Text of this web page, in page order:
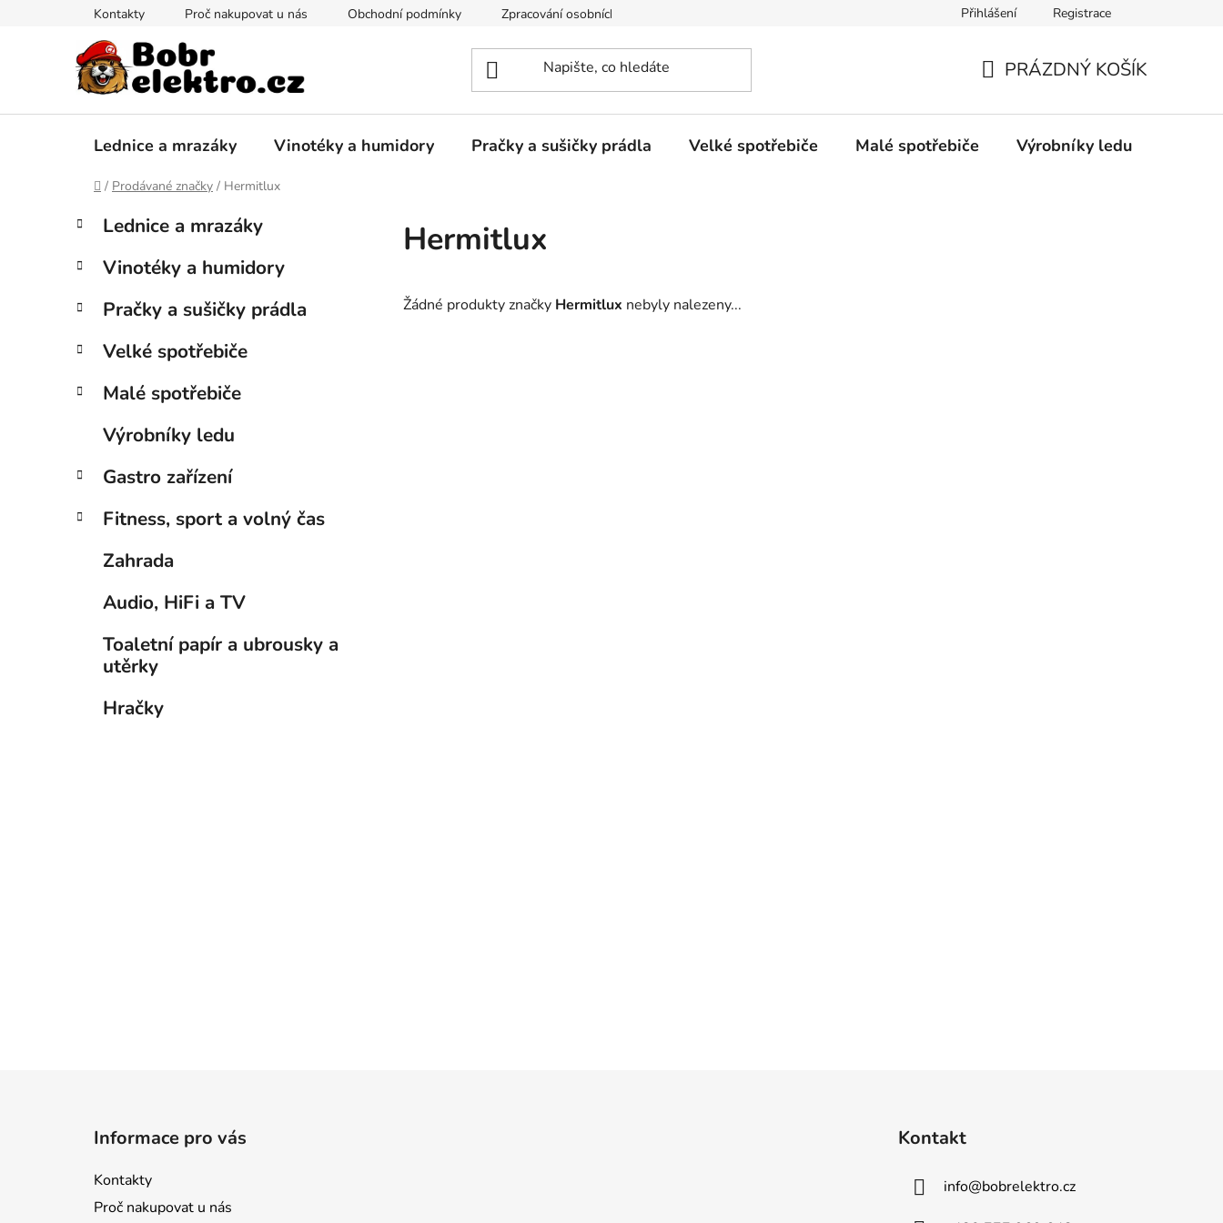
Kontakty Proč nakupovat u nás Obchodní podmínky Zpracování osobních údajů Oprava a výkup výrobníků ledu Značka Bauknecht
Přihlášení Registrace
KOŠÍK
PRÁZDNÝ KOŠÍK
Lednice a mrazáky Vinotéky a humidory Pračky a sušičky prádla Velké spotřebiče Malé spotřebiče Výrobníky ledu
Domů
/ Prodávané značky / Hermitlux
P
s
r
n
n
í
n
l
Přeskočit
kategorie
K
a
e
o
i
Lednice a mrazáky
Vinotéky a humidory
Pračky a sušičky prádla
Velké spotřebiče
Malé spotřebiče
Výrobníky ledu
Gastro zařízení
Fitness, sport a volný čas
Zahrada
Audio, HiFi a TV
Toaletní papír a ubrousky a
utěrky
Hračky
Hermitlux
Žádné produkty značky Hermitlux nebyly nalezeny...
Informace pro vás
Kontakty
Proč nakupovat u nás
Kontakt
info@bobrelektro.cz